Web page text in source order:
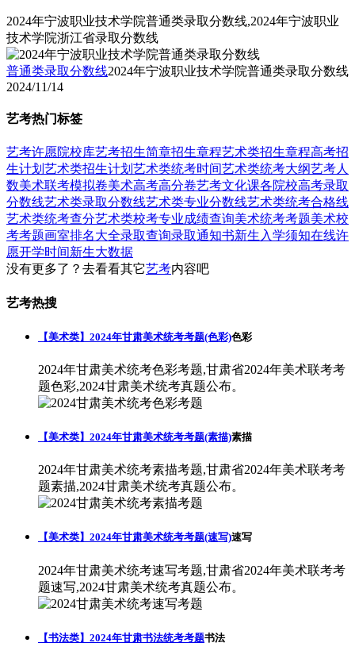
2024年宁波职业技术学院普通类录取分数线,2024年宁波职业
技术学院浙江省录取分数线
普通类录取分数线2024年宁波职业技术学院普通类录取分数线
2024/11/14
艺考热门标签
艺考许愿院校库艺考招生简章招生章程艺术类招生章程高考招
生计划 艺术类招生计划 艺术类统考时间艺术类统考大纲艺考人
数美术联考模拟卷美术高考高分卷艺考文化课各院校高考录取
分数线艺术类录取分数线艺术类专业分数线艺术类统考合格线
艺术类统考查分艺术类校考专业成绩查询美术统考考题美术校
考考题画室排名大全录取查询录取通知书新生入学须知在线许
愿开学时间新生大数据
没有更多了？去看看其它艺考内容吧
艺考热搜
【美术类】2024年甘肃美术统考考题(色彩)色彩
2024年甘肃美术统考色彩考题,甘肃省2024年美术联考考
题色彩,2024甘肃美术统考真题公布。
【美术类】2024年甘肃美术统考考题(素描)素描
2024年甘肃美术统考素描考题,甘肃省2024年美术联考考
题素描,2024甘肃美术统考真题公布。
【美术类】2024年甘肃美术统考考题(速写)速写
2024年甘肃美术统考速写考题,甘肃省2024年美术联考考
题速写,2024甘肃美术统考真题公布。
【书法类】2024年甘肃书法统考考题书法